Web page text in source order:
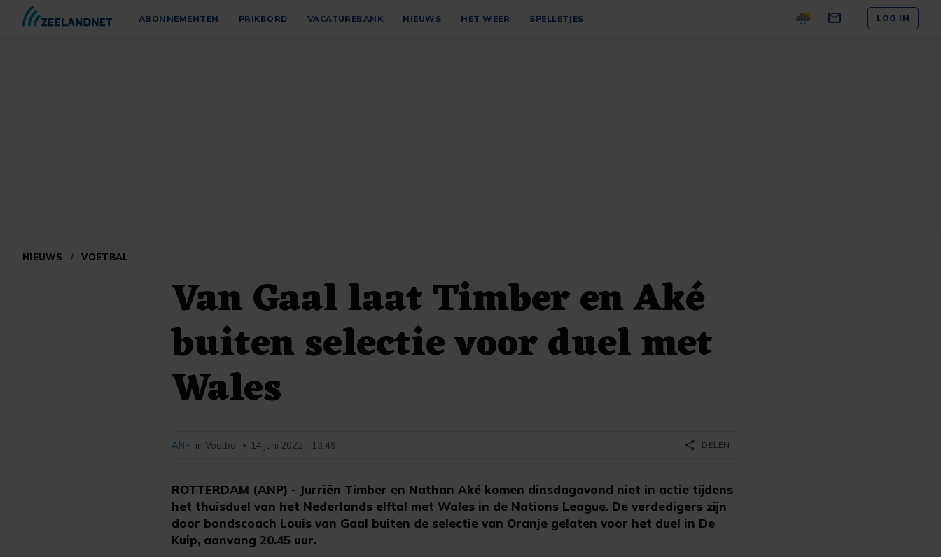
ABONNEMENTEN PRIKBORD VACATUREBANK NIEUWS HET WEER SPELLETJES LOG IN
NIEUWS / VOETBAL
Van Gaal laat Timber en Aké
buiten selectie voor duel met
Wales
ROTTERDAM (ANP) - Jurriën Timber en Nathan Aké komen dinsdagavond niet in actie tijdens
het thuisduel van het Nederlands elftal met Wales in de Nations League. De verdedigers zijn
door bondscoach Louis van Gaal buiten de selectie van Oranje gelaten voor het duel in De
Kuip, aanvang 20.45 uur.
ANP in Voetbal • 14 juni 2022 - 13:49 share DELEN